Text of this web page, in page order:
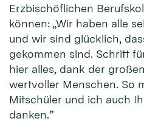
Erzbischöflichen
können: „Wir haben alle
und wir sind glücklich,
gekommen sind. Schritt
hier alles, dank der
wertvoller Menschen. So
Mitschüler und ich auch
danken.”